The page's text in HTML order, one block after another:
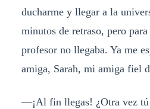
ducharme y llegar a la
minutos de retraso, pero
profesor no llegaba. Ya me
amiga, Sarah, mi amiga fiel
—¡Al fin llegas! ¿Otra vez